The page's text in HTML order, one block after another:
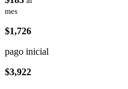
mes
$1,726
pago inicial
$3,922